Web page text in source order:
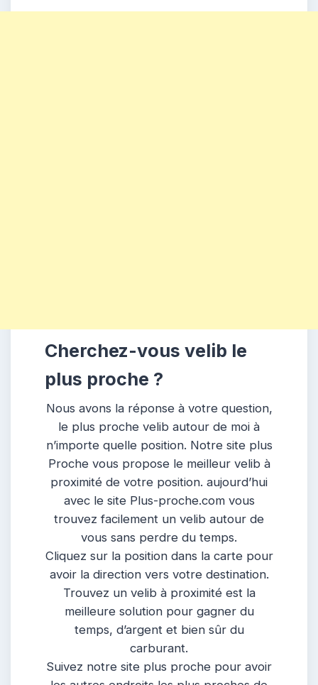
Cherchez-vous velib le
plus proche ?
Nous avons la réponse à votre question,
le plus proche velib autour de moi à
n’importe quelle position. Notre site plus
Proche vous propose le meilleur velib à
proximité de votre position. aujourd’hui
avec le site Plus-proche.com vous
trouvez facilement un velib autour de
vous sans perdre du temps.
Cliquez sur la position dans la carte pour
avoir la direction vers votre destination.
Trouvez un velib à proximité est la
meilleure solution pour gagner du
temps, d’argent et bien sûr du
carburant.
Suivez notre site plus proche pour avoir